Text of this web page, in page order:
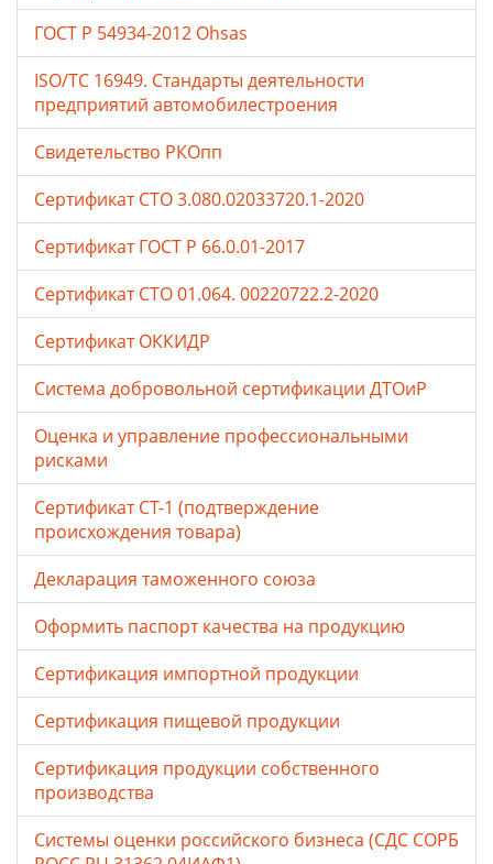
ГОСТ Р 54934-2012 Ohsas
ISO/TC 16949. Стандарты деятельности
предприятий автомобилестроения
Свидетельство РКОпп
Сертификат СТО 3.080.02033720.1-2020
Сертификат ГОСТ Р 66.0.01-2017
Сертификат СТО 01.064. 00220722.2-2020
Сертификат ОККИДР
Система добровольной сертификации ДТОиР
Оценка и управление профессиональными
рисками
Сертификат СТ-1 (подтверждение
происхождения товара)
Декларация таможенного союза
Оформить паспорт качества на продукцию
Сертификация импортной продукции
Сертификация пищевой продукции
Сертификация продукции собственного
производства
Системы оценки российского бизнеса (СДС СОРБ